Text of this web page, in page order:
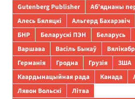
Gutenberg Publisher
Аб’яднаны
Алесь Бяляцкі
Альгерд Бахарэвіч
БНР
Беларускі ПЭН Беларусь
Варшава
Васіль Быкаў
Германія
Гродна Грузія
ЗША
Каардынацыйная рада
Канада
Лявон Вольскі
Літва